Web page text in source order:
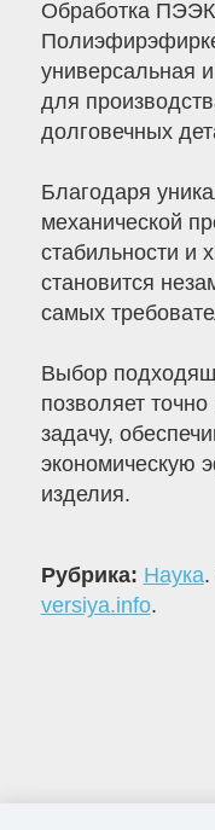
Обработка
универсальная
для
долговечных
Благодаря
механической
стабильности и
становится
самых
Выбор
позволяет
задачу,
экономическую
изделия.
Рубрика: Наука.
versiya.info.